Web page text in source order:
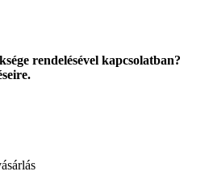
rendelésével kapcsolatban?